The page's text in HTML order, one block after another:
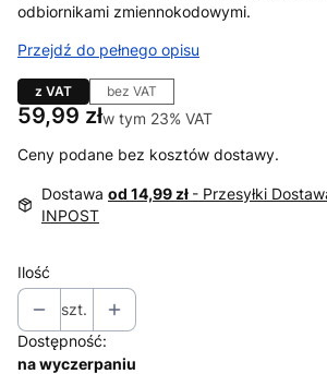
odbiornikami zmiennokodowymi.
Przejdź do pełnego opisu
z VAT bez VAT
Cena
59,99 złw tym 23% VAT
w tym 23% VAT
Ceny podane bez kosztów dostawy.
Dostawa od 14,99 zł - Przesyłki
INPOST
Ilość
szt.
Dostępność:
na wyczerpaniu